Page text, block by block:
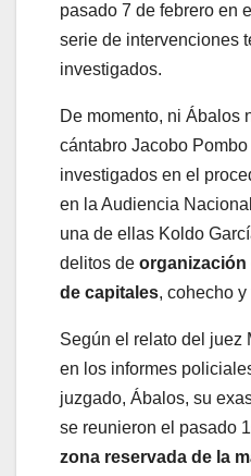
pasado 7 de febrero en
serie de intervenciones
investigados.
De momento, ni Ábalos
cántabro Jacobo
investigados en el
en la Audiencia
una de ellas Koldo
delitos de organización
de capitales, cohecho
Según el relato del juez
en los informes
juzgado, Ábalos, su
se reunieron el pasado
zona reservada de la